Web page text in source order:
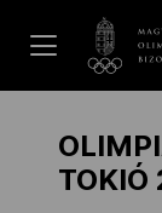
Hírek